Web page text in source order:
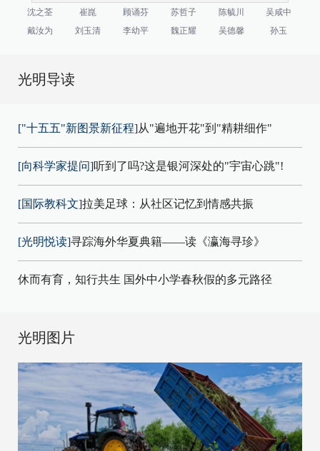
沈之荃 崔崑 顾诵芬 苏哲子 陈毓川
吴咸中
戴汝为
刘玉清 李幼平 魏正耀 吴德馨 孙玉
光明导读
["十五五"新图景新征程]从"遍地开花"到"精耕细作"
[向科学家提问]听到了吗?这是银河深处的"宇宙心跳"!
[国际教科文]拉美足球：从社区记忆到情感共振
[光明悦读]寻踪海外华夏典籍——读《瀛海寻珍》
休而有育，知行共生 国外中小学春秋假的多元路径
光明图片